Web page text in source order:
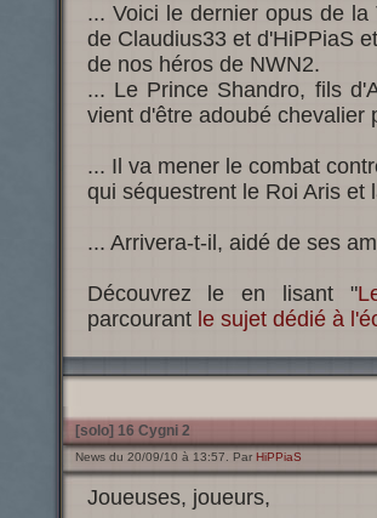
... Voici le dernier opus de
de Claudius33 et d'HiPPiaS
de nos héros de NWN2.
... Le Prince Shandro, fils
vient d'être adoubé chevalier
... Il va mener le combat
qui séquestrent le Roi Aris et
... Arrivera-t-il, aidé de ses
Découvrez le en lisant "
parcourant le sujet dédié à
[solo] 16 Cygni 2
News du 20/09/10 à 13:57. Par HiPPiaS
Joueuses, joueurs,